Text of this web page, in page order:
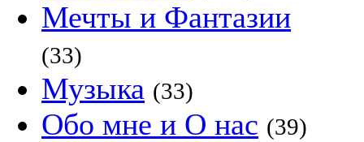
Мечты и Фантазии
(33)
Музыка (33)
Обо мне и О нас (39)